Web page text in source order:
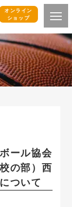
オンライン
ショップ
ール協会
の部）西
ついて